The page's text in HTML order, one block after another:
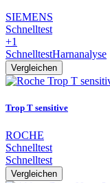
SIEMENS
Schnelltest
+1
SchnelltestHarnanalyse
Vergleichen
Trop T sensitive
ROCHE
Schnelltest
Schnelltest
Vergleichen